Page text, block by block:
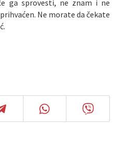
ga sprovesti, ne znam i ne
Ne morate da čekate